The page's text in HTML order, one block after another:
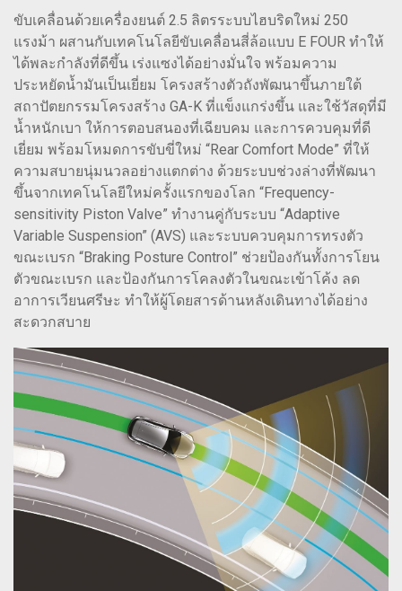
ขับเคลื่อนด้วยเครื่องยนต์ 2.5 ลิตรระบบไฮบริดใหม่ 250
แรงม้า ผสานกับเทคโนโลยีขับเคลื่อนสี่ล้อแบบ E FOUR ทำให้
ได้พละกำลังที่ดีขึ้น เร่งแซงได้อย่างมั่นใจ พร้อมความ
ประหยัดน้ำมันเป็นเยี่ยม โครงสร้างตัวถังพัฒนาขึ้นภายใต้
สถาปัตยกรรมโครงสร้าง GA-K ที่แข็งแกร่งขึ้น และใช้วัสดุที่มี
น้ำหนักเบา ให้การตอบสนองที่เฉียบคม และการควบคุมที่ดี
เยี่ยม พร้อมโหมดการขับขี่ใหม่ “Rear Comfort Mode” ที่ให้
ความสบายนุ่มนวลอย่างแตกต่าง ด้วยระบบช่วงล่างที่พัฒนา
ขึ้นจากเทคโนโลยีใหม่ครั้งแรกของโลก “Frequency-
sensitivity Piston Valve” ทำงานคู่กับระบบ “Adaptive
Variable Suspension” (AVS) และระบบควบคุมการทรงตัว
ขณะเบรก “Braking Posture Control” ช่วยป้องกันทั้งการโยน
ตัวขณะเบรก และป้องกันการโคลงตัวในขณะเข้าโค้ง ลด
อาการเวียนศรีษะ ทำให้ผู้โดยสารด้านหลังเดินทางได้อย่าง
สะดวกสบาย